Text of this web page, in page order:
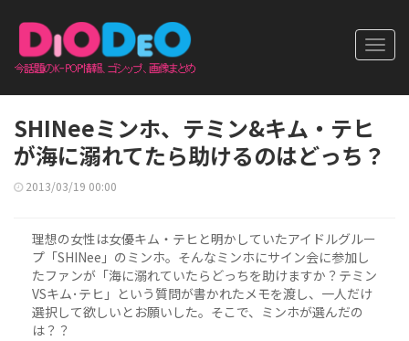
SHINeeミンホ、テミン&キム・テヒ
が海に溺れてたら助けるのはどっち？
2013/03/19 00:00
理想の女性は女優キム・テヒと明かしていたアイドルグルー
プ「SHINee」のミンホ。そんなミンホにサイン会に参加し
たファンが「海に溺れていたらどっちを助けますか？テミン
VSキム･テヒ」という質問が書かれたメモを渡し、一人だけ
選択して欲しいとお願いした。そこで、ミンホが選んだの
は？？